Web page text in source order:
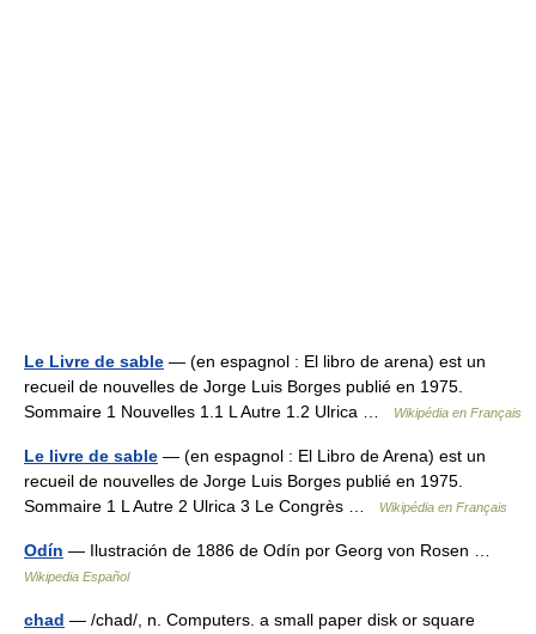
Le Livre de sable — (en espagnol : El libro de arena) est un
recueil de nouvelles de Jorge Luis Borges publié en 1975.
Sommaire 1 Nouvelles 1.1 L Autre 1.2 Ulrica …
Wikipédia en Français
Le livre de sable — (en espagnol : El Libro de Arena) est un
recueil de nouvelles de Jorge Luis Borges publié en 1975.
Sommaire 1 L Autre 2 Ulrica 3 Le Congrès …
Wikipédia en Français
Odín — Ilustración de 1886 de Odín por Georg von Rosen …
Wikipedia Español
chad — /chad/, n. Computers. a small paper disk or square